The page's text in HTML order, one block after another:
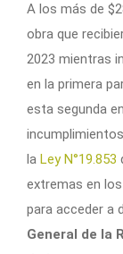
A los más de
obra que
2023 mientras
en la primera
esta segunda
la Ley N°19.853
extremas en
para acceder a
General de la